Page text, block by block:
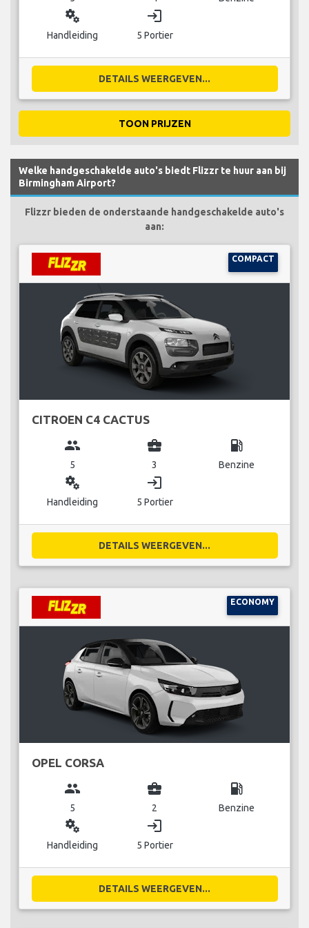
miscellaneous_services
Handleiding
login
5 Portier
DETAILS WEERGEVEN...
TOON PRIJZEN
Welke handgeschakelde auto's biedt Flizzr te huur aan bij
Birmingham Airport?
Flizzr bieden de onderstaande handgeschakelde auto's
aan:
COMPACT
CITROEN C4 CACTUS
group
5
business_center
3
local_gas_station
Benzine
miscellaneous_services
Handleiding
login
5 Portier
DETAILS WEERGEVEN...
ECONOMY
OPEL CORSA
group
5
business_center
2
local_gas_station
Benzine
miscellaneous_services
Handleiding
login
5 Portier
DETAILS WEERGEVEN...